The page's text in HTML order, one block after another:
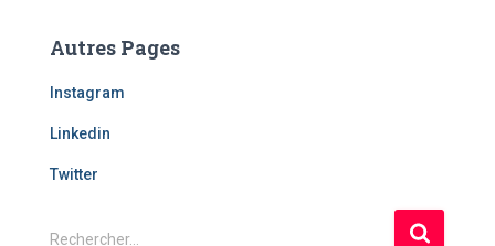
Autres Pages
Instagram
Linkedin
Twitter
R
Rechercher…